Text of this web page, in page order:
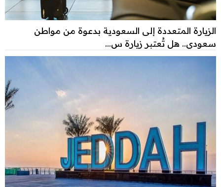
الزيارة المتعددة إلى السعودية بدعوة من مواطن
سعودي.. هل تُعتبر زيارة س...